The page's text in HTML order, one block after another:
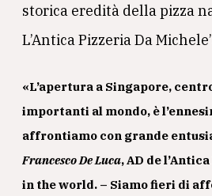
storica eredità della pizza
L’Antica Pizzeria Da
«L’apertura a Singapore,
importanti al mondo, è
affrontiamo con grande
Francesco De Luca, AD de
in the world. – Siamo fieri di